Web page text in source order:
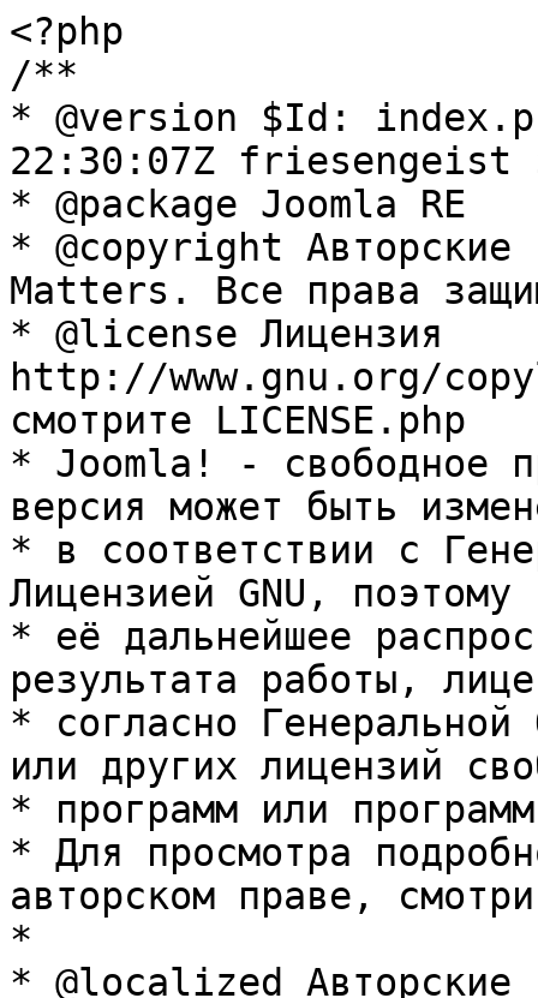
<?php
/**
* @version $Id:
22:30:07Z friesengeist
* @package Joomla RE
* @copyright Авторские
Matters. Все права
* @license Лицензия
http://www.gnu.org/
смотрите LICENSE.php
* Joomla! - свободное
версия может быть
* в соответствии с
Лицензией GNU, поэтому
* её дальнейшее
результата работы,
* согласно Генеральной
или других лицензий
* программ или
* Для просмотра
авторском праве,
*
* @localized Авторские